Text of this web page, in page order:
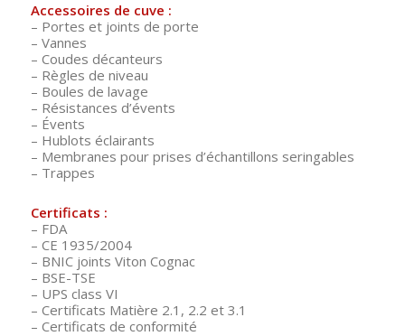
Accessoires de cuve :
– Portes et joints de porte
– Vannes
– Coudes décanteurs
– Règles de niveau
– Boules de lavage
– Résistances d’évents
– Évents
– Hublots éclairants
– Membranes pour prises d’échantillons seringables
– Trappes
Certificats :
– FDA
– CE 1935/2004
– BNIC joints Viton Cognac
– BSE-TSE
– UPS class VI
– Certificats Matière 2.1, 2.2 et 3.1
– Certificats de conformité